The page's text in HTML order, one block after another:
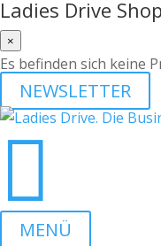
Ladies Drive Shop
×
Es befinden sich keine
NEWSLETTER

MENÜ